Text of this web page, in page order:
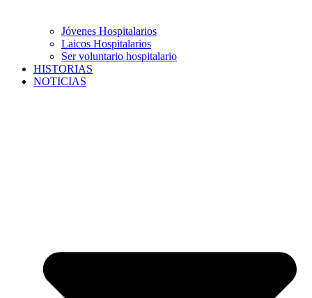
Jóvenes Hospitalarios
Laicos Hospitalarios
Ser voluntario hospitalario
HISTORIAS
NOTICIAS